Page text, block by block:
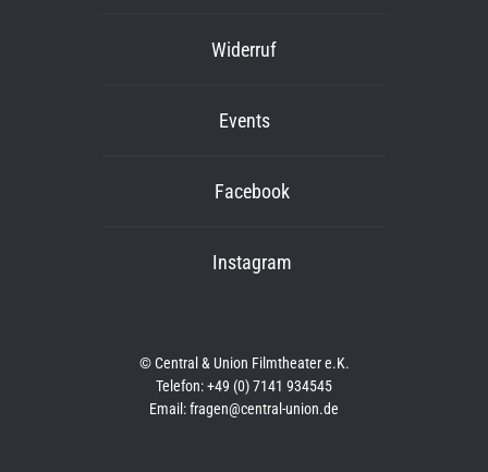
Widerruf
Events
Facebook
Instagram
© Central & Union Filmtheater e.K.
Telefon: +49 (0) 7141 934545
Email: fragen@central-union.de